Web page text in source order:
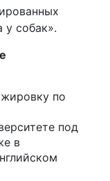
у собак».
по
под
в